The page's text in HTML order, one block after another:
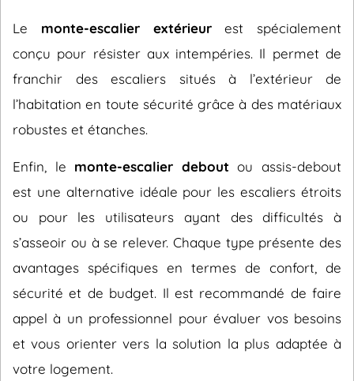
Le monte-escalier extérieurest spécialement
conçu pour résister aux intempéries. Il permet de
franchir des escaliers situés à l’extérieur de
l’habitation en toute sécurité grâce à des matériaux
robustes et étanches.
Enfin, le monte-escalier debout ou assis-debout
est une alternative idéale pour les escaliers étroits
ou pour les utilisateurs ayant des difficultés à
s’asseoir ou à se relever. Chaque type présente des
avantages spécifiques en termes de confort, de
sécurité et de budget. Il est recommandé de faire
appel à un professionnel pour évaluer vos besoins
et vous orienter vers la solution la plus adaptée à
votre logement.